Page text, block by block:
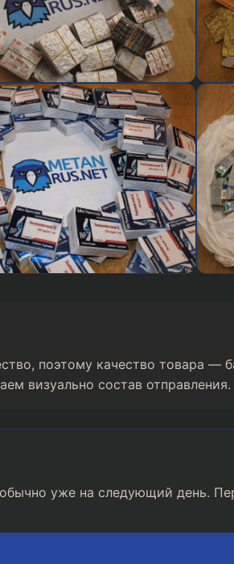
поэтому качество товара —
визуально состав отправления.
уже на следующий день.